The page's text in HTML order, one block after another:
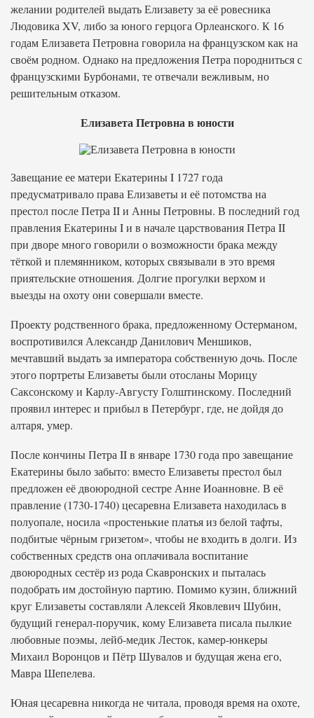
желании родителей выдать Елизавету за её ровесника
Людовика XV, либо за юного герцога Орлеанского. К 16
годам Елизавета Петровна говорила на французском как на
своём родном. Однако на предложения Петра породниться с
французскими Бурбонами, те отвечали вежливым, но
решительным отказом.
Елизавета Петровна в юности
Завещание ее матери Екатерины I 1727 года
предусматривало права Елизаветы и её потомства на
престол после Петра II и Анны Петровны. В последний год
правления Екатерины I и в начале царствования Петра II
при дворе много говорили о возможности брака между
тёткой и племянником, которых связывали в это время
приятельские отношения. Долгие прогулки верхом и
выезды на охоту они совершали вместе.
Проекту родственного брака, предложенному Остерманом,
воспротивился Александр Данилович Меншиков,
мечтавший выдать за императора собственную дочь. После
этого портреты Елизаветы были отосланы Морицу
Саксонскому и Карлу-Августу Голштинскому. Последний
проявил интерес и прибыл в Петербург, где, не дойдя до
алтаря, умер.
После кончины Петра II в январе 1730 года про завещание
Екатерины было забыто: вместо Елизаветы престол был
предложен её двоюродной сестре Анне Иоанновне. В её
правление (1730-1740) цесаревна Елизавета находилась в
полуопале, носила «простенькие платья из белой тафты,
подбитые чёрным гризетом», чтобы не входить в долги. Из
собственных средств она оплачивала воспитание
двоюродных сестёр из рода Скавронских и пыталась
подобрать им достойную партию. Помимо кузин, ближний
круг Елизаветы составляли Алексей Яковлевич Шубин,
будущий генерал-поручик, кому Елизавета писала пылкие
любовные поэмы, лейб-медик Лесток, камер-юнкеры
Михаил Воронцов и Пётр Шувалов и будущая жена его,
Мавра Шепелева.
Юная цесаревна никогда не читала, проводя время на охоте,